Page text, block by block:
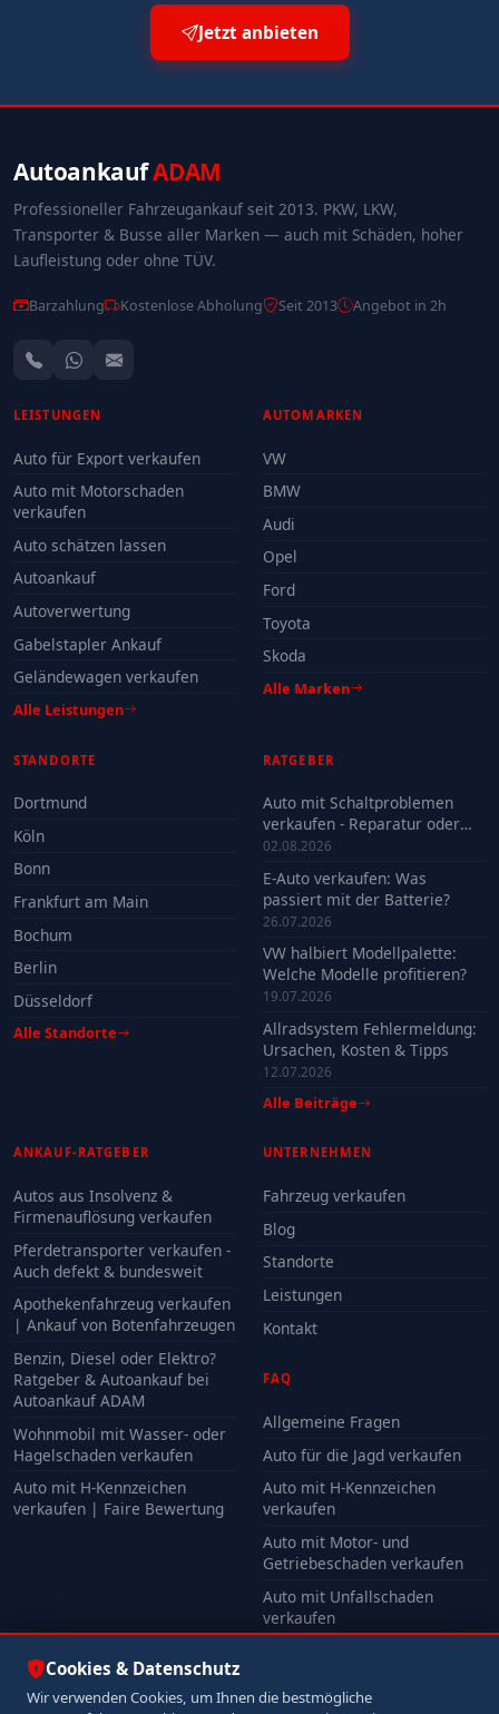
Jetzt anbieten
AutoankaufADAM
Professioneller Fahrzeugankauf seit 2013. PKW, LKW,
Transporter & Busse aller Marken — auch mit Schäden, hoher
Laufleistung oder ohne TÜV.
Barzahlung Kostenlose Abholung Seit 2013 Angebot in 2h
LEISTUNGEN
Auto für Export verkaufen
Auto mit Motorschaden
verkaufen
Auto schätzen lassen
Autoankauf
Autoverwertung
Gabelstapler Ankauf
Geländewagen verkaufen
Alle Leistungen
AUTOMARKEN
VW
BMW
Audi
Opel
Ford
Toyota
Skoda
Alle Marken
STANDORTE
Dortmund
Köln
Bonn
Frankfurt am Main
Bochum
Berlin
Düsseldorf
Alle Standorte
RATGEBER
Auto mit Schaltproblemen
verkaufen - Reparatur oder
Verkauf?
02.08.2026
E-Auto verkaufen: Was
passiert mit der Batterie?
26.07.2026
VW halbiert Modellpalette:
Welche Modelle profitieren?
19.07.2026
Allradsystem Fehlermeldung:
Ursachen, Kosten & Tipps
12.07.2026
Alle Beiträge
ANKAUF-RATGEBER
Autos aus Insolvenz &
Firmenauflösung verkaufen
Pferdetransporter verkaufen -
Auch defekt & bundesweit
Apothekenfahrzeug verkaufen
| Ankauf von Botenfahrzeugen
Benzin, Diesel oder Elektro?
Ratgeber & Autoankauf bei
Autoankauf ADAM
Wohnmobil mit Wasser- oder
Hagelschaden verkaufen
Auto mit H-Kennzeichen
verkaufen | Faire Bewertung
UNTERNEHMEN
Fahrzeug verkaufen
Blog
Standorte
Leistungen
Kontakt
FAQ
Allgemeine Fragen
Auto für die Jagd verkaufen
Auto mit H-Kennzeichen
verkaufen
Auto mit Motor- und
Getriebeschaden verkaufen
Auto mit Unfallschaden
verkaufen
Cookies & Datenschutz
Wir verwenden Cookies, um Ihnen die bestmögliche